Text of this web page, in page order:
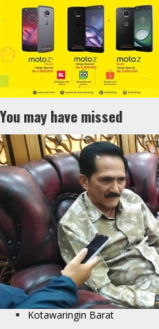
You may have missed
Kotawaringin Barat